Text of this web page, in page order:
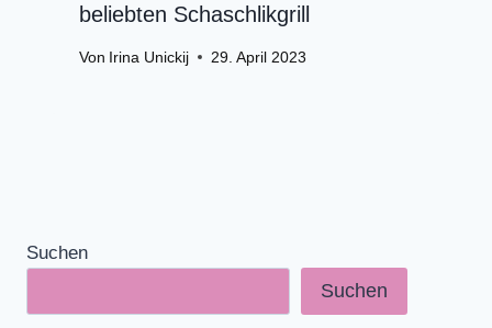
beliebten Schaschlikgrill
Von Irina Unickij 29. April 2023
Suchen
Suchen